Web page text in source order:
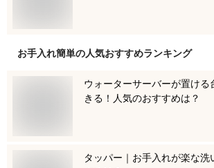
お手入れ簡単の人気おすすめランキング
ウォーターサーバーが置ける
きる！人気のおすすめは？
タッパー｜お手入れが楽な洗